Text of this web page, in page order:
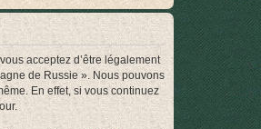
acceptez d’être légalement
de Russie ». Nous pouvons
En effet, si vous continuez